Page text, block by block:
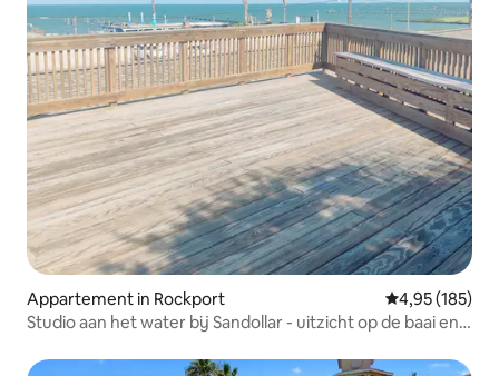
Appartement in Rockport Gemiddelde
4,95 (185)
Studio aan het water bij Sandollar - uitzicht op de baai en